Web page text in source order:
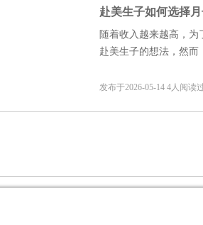
赴美生子如何选择
随着收入越来越高，
赴美生子的想法，然而
发布于2026-05-14 4人阅读